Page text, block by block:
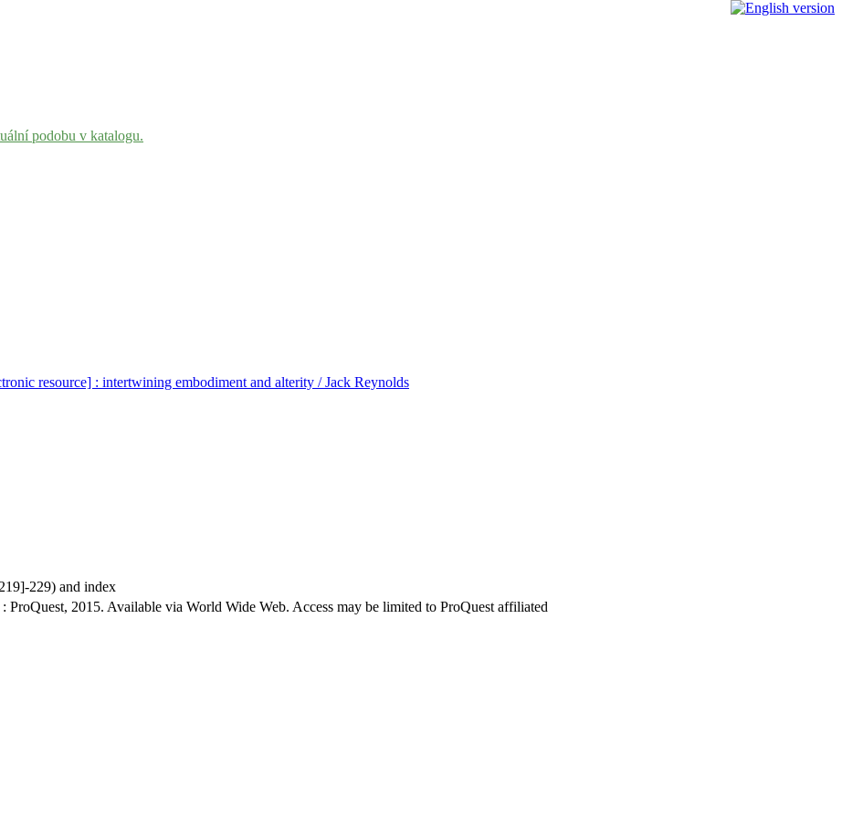
podobu v katalogu.
resource] : intertwining embodiment and alterity / Jack Reynolds
229) and index
2015. Available via World Wide Web. Access may be limited to ProQuest affiliated